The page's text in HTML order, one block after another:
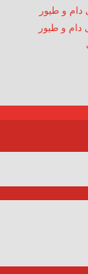
دام و طیور
دام و طیور